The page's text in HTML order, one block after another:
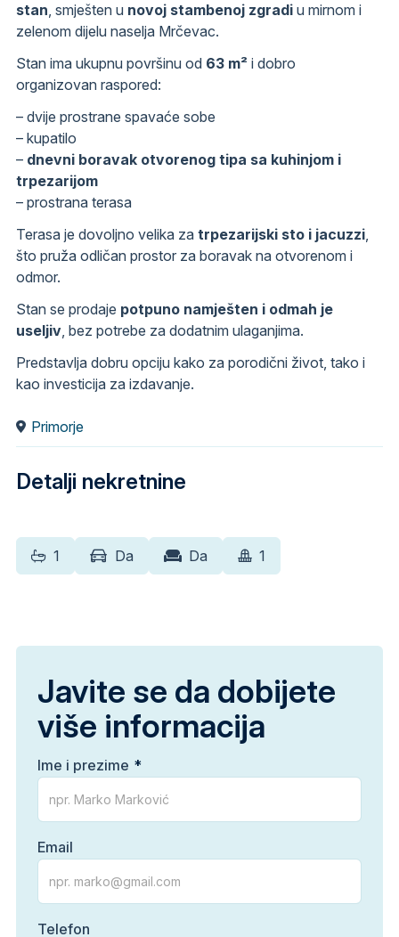
stan, smješten u novoj stambenoj zgradi u mirnom i
zelenom dijelu naselja Mrčevac.
Stan ima ukupnu površinu od 63 m² i dobro
organizovan raspored:
– dvije prostrane spavaće sobe
– kupatilo
– dnevni boravak otvorenog tipa sa kuhinjom i
trpezarijom
– prostrana terasa
Terasa je dovoljno velika za trpezarijski sto i jacuzzi,
što pruža odličan prostor za boravak na otvorenom i
odmor.
Stan se prodaje potpuno namješten i odmah je
useljiv, bez potrebe za dodatnim ulaganjima.
Predstavlja dobru opciju kako za porodični život, tako i
kao investicija za izdavanje.
Primorje
Detalji nekretnine
1 Da Da 1
Javite se da dobijete
više informacija
Ime i prezime
Email
Telefon